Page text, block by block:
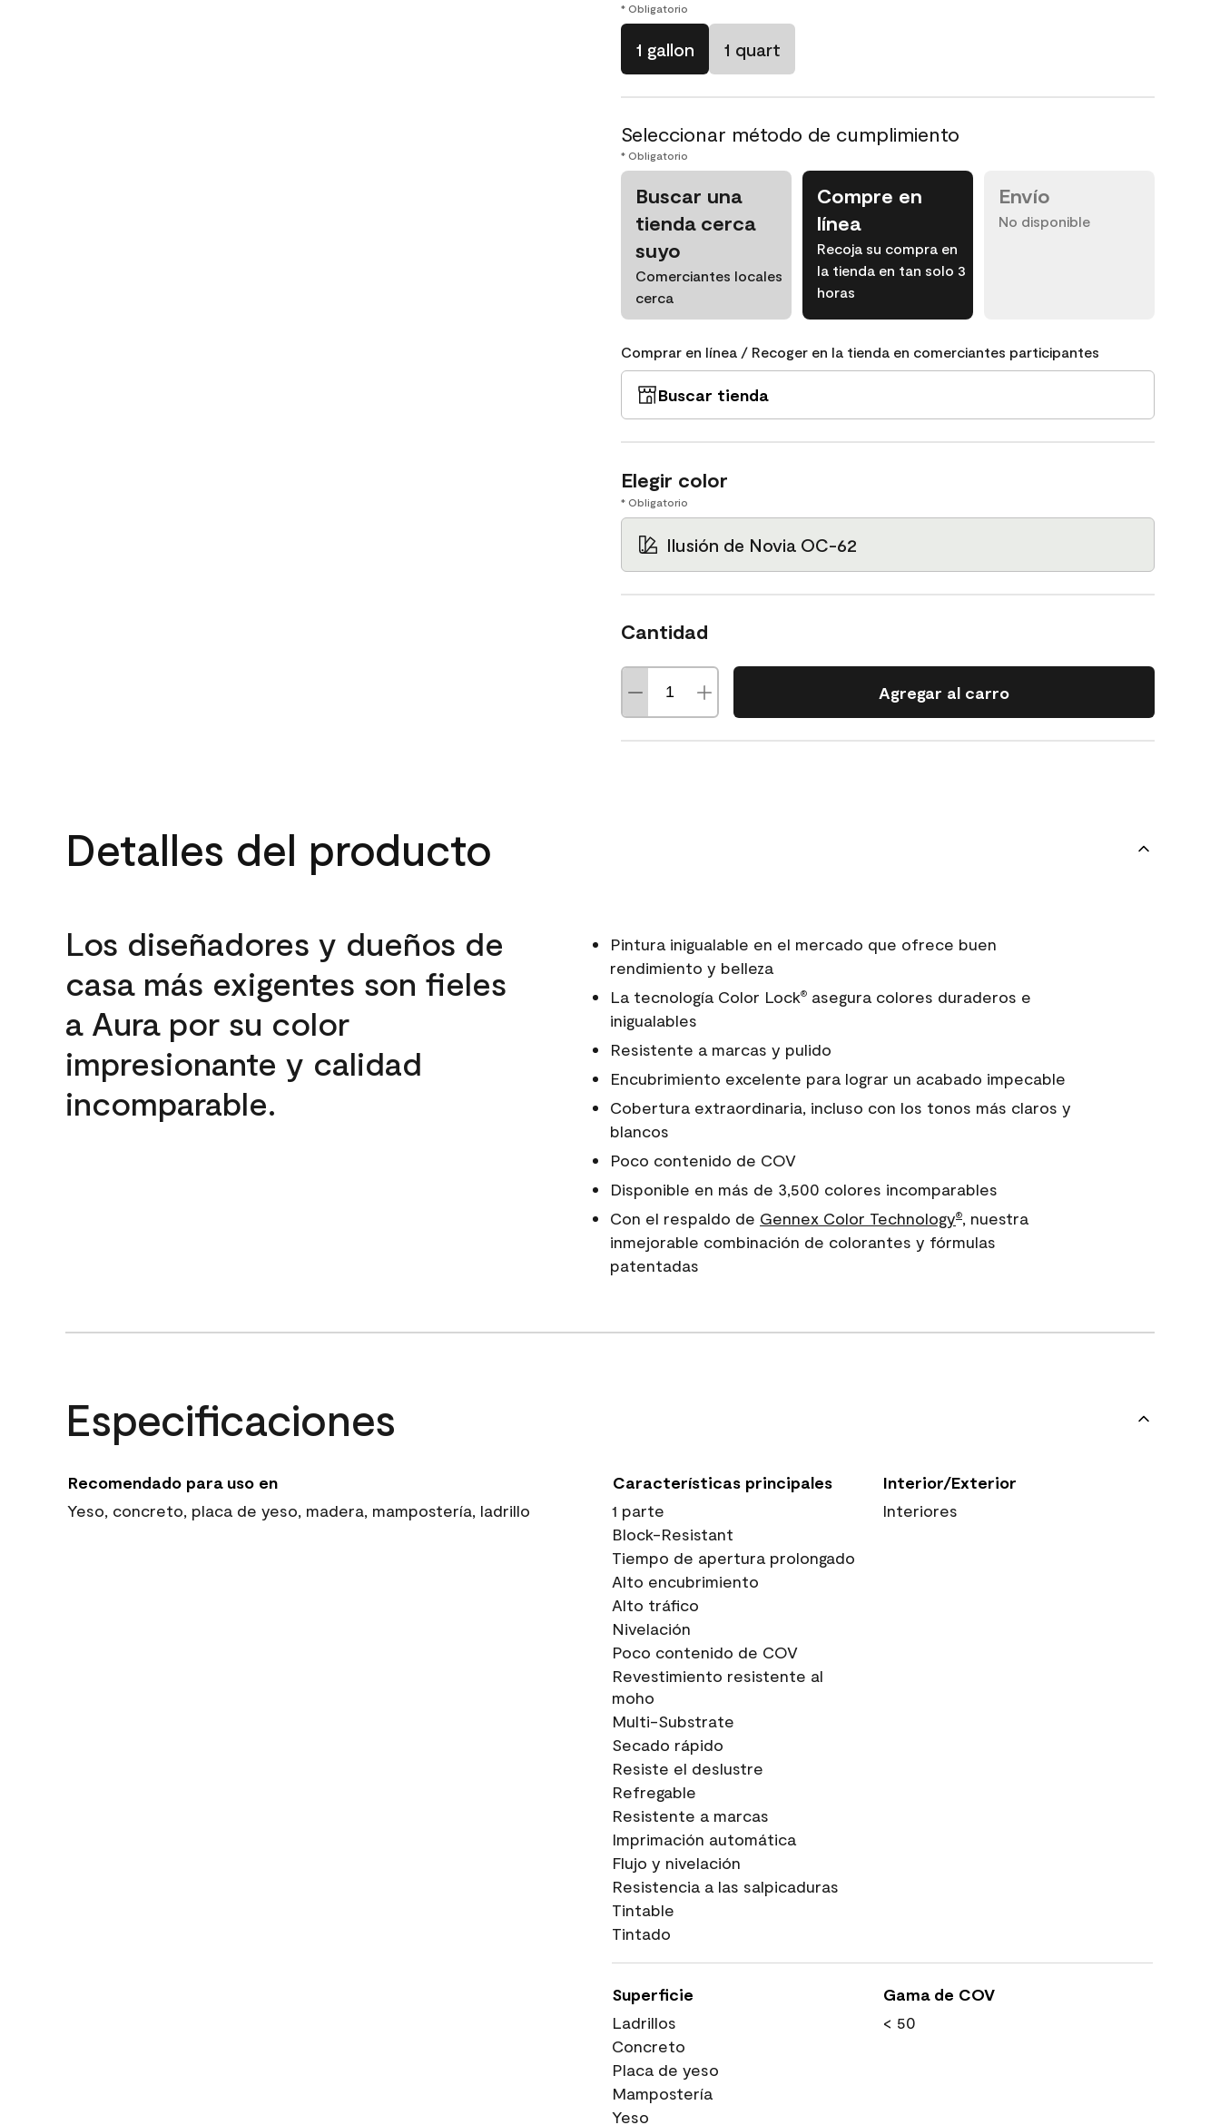
* Obligatorio
1 gallon 1 quart
Seleccionar método de cumplimiento
* Obligatorio
Buscar una
tienda cerca
suyo
Comerciantes locales
cerca
Compre en
línea
Recoja su compra en
la tienda en tan solo 3
horas
Envío
No disponible
Comprar en línea / Recoger en la tienda en comerciantes participantes
Buscar tienda
Elegir color
* Obligatorio
Ilusión de Novia OC-62
Cantidad
Agregar al carro
Detalles del producto
Los diseñadores y dueños de
casa más exigentes son fieles
a Aura por su color
impresionante y calidad
incomparable.
Pintura inigualable en el mercado que ofrece buen
rendimiento y belleza
La tecnología Color Lock®asegura colores duraderos e
inigualables
Resistente a marcas y pulido
Encubrimiento excelente para lograr un acabado impecable
Cobertura extraordinaria, incluso con los tonos más claros y
blancos
Poco contenido de COV
Disponible en más de 3,500 colores incomparables
Con el respaldo de Gennex Color Technology®, nuestra
inmejorable combinación de colorantes y fórmulas
patentadas
Especificaciones
Recomendado para uso en
Yeso, concreto, placa de yeso, madera, mampostería, ladrillo
Características principales
1 parte
Block-Resistant
Tiempo de apertura prolongado
Alto encubrimiento
Alto tráfico
Nivelación
Poco contenido de COV
Revestimiento resistente al
moho
Multi-Substrate
Secado rápido
Resiste el deslustre
Refregable
Resistente a marcas
Imprimación automática
Flujo y nivelación
Resistencia a las salpicaduras
Tintable
Tintado
Interior/Exterior
Interiores
Superficie
Ladrillos
Concreto
Placa de yeso
Mampostería
Yeso
Gama de COV
< 50